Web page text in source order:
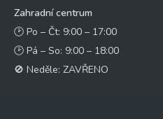
Zahradní centrum
🕑 Po – Čt: 9:00 – 17:00
🕑 Pá – So: 9:00 – 18:00
🚫 Neděle: ZAVŘENO